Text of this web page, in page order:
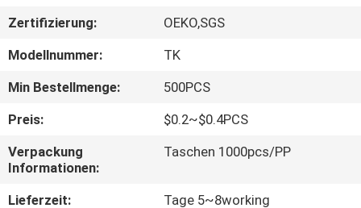
FABRIK-
AUSFLUG
QUALITÄTSKONTROLLE
TRETEN
SIE
Zertifizierung:
OEKO,SGS
Modellnummer:
TK
Min Bestellmenge:
500PCS
Preis:
$0.2~$0.4PCS
Verpackung
Informationen:
Taschen 1000pcs/PP
Lieferzeit:
Tage 5~8working